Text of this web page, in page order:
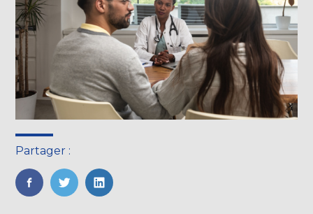
Partager :
FaceBook
TwitterLinkedIn